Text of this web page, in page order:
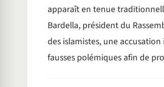
apparaît en tenue
Bardella, président du
des islamistes, une
fausses polémiques afin de